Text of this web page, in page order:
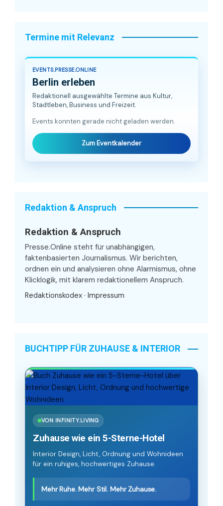
Termine mit Relevanz
EVENTS.PRESSE.ONLINE
Berlin erleben
Redaktionell ausgewählte Termine aus Kultur,
Stadtleben, Business und Freizeit.
Events konnten gerade nicht geladen werden.
Zum Eventkalender
Redaktion & Anspruch
Redaktion & Anspruch
Presse.Online steht für unabhängigen,
faktenbasierten Journalismus. Wir berichten,
ordnen ein und analysieren ohne Alarmismus, ohne
Klicklogik, mit klarem redaktionellem Anspruch.
Redaktionskodex · Impressum
BUCHTIPP FÜR ZUHAUSE & INTERIOR
VON INFINITY.LIVING
Zuhause wie ein 5-Sterne-Hotel
Interior Design, Licht, Ordnung und Wohnideen
für ein ruhiges, hochwertiges Zuhause.
Mehr Ruhe. Mehr Stil. Mehr Zuhause.